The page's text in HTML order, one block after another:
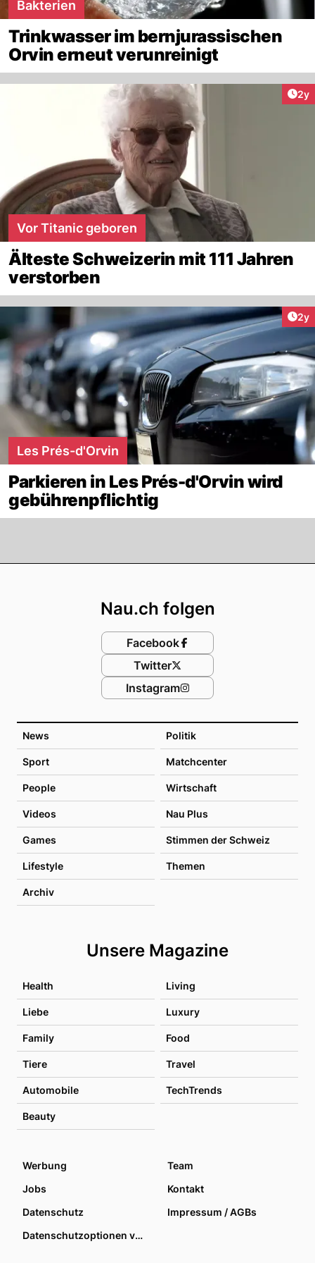
Bakterien
Trinkwasser im bernjurassischen
Orvin erneut verunreinigt
2y
Vor Titanic geboren
Älteste Schweizerin mit 111 Jahren
verstorben
2y
Les Prés-d'Orvin
Parkieren in Les Prés-d'Orvin wird
gebührenpflichtig
News Politik
Sport Matchcenter
People Wirtschaft
Videos Nau Plus
Games Stimmen der Schweiz
Lifestyle Themen
Archiv
Unsere Magazine
Health Living
Liebe Luxury
Family Food
Tiere Travel
Automobile TechTrends
Beauty
Nau.ch folgen
Facebook
Twitter
Instagram
Werbung
Team
Jobs
Kontakt
Datenschutz
Impressum / AGBs
Datenschutzoptionen verwalten